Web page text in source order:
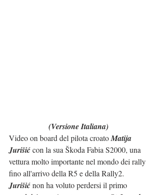
(Versione Italiana)
Video on board del pilota croato Matija
Jurišić con la sua Škoda Fabia S2000, una
vettura molto importante nel mondo dei rally
fino all'arrivo della R5 e della Rally2.
Jurišić non ha voluto perdersi il primo